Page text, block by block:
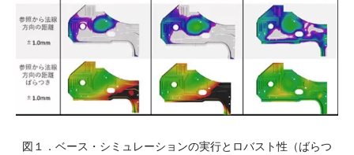
図１．ベース・シミュレーションの実行とロバスト性（ばらつ